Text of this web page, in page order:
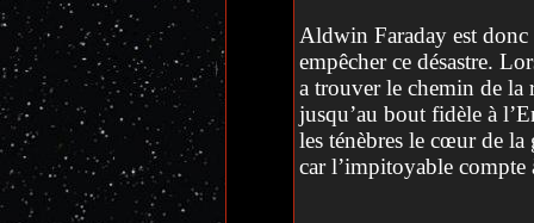
Aldwin Faraday est
empêcher ce désastre.
a trouver le chemin de la
jusqu’au bout fidèle à
les ténèbres le cœur de la
car l’impitoyable